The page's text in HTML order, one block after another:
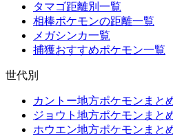
タマゴ距離別一覧
相棒ポケモンの距離一覧
メガシンカ一覧
捕獲おすすめポケモン一覧
世代別
カントー地方ポケモンまと
ジョウト地方ポケモンまと
ホウエン地方ポケモンまと